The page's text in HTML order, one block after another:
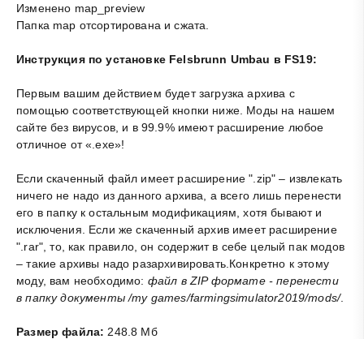
Изменено map_preview
Папка map отсортирована и сжата.
Инструкция по установке Felsbrunn Umbau в FS19:
Первым вашим действием будет загрузка архива с
помощью соответствующей кнопки ниже. Моды на нашем
сайте без вирусов, и в 99.9% имеют расширение любое
отличное от «.exe»!
Если скаченный файл имеет расширение ".zip" – извлекать
ничего не надо из данного архива, а всего лишь перенести
его в папку к остальным модификациям, хотя бывают и
исключения. Если же скаченный архив имеет расширение
".rar", то, как правило, он содержит в себе целый пак модов
– такие архивы надо разархивировать.Конкретно к этому
моду, вам необходимо: файл в ZIP формате - перенести
в папку документы /my games/farmingsimulator2019/mods/.
Размер файла: 248.8 Мб